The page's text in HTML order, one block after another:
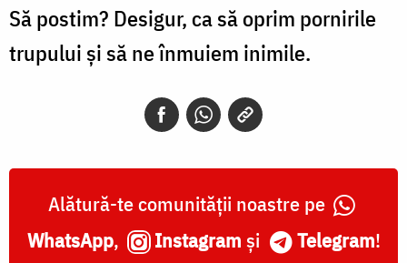
ca
să
și
ne
Să postim? Desigur, ca să oprim pornirile
trupului și să ne înmuiem inimile.
Alătură-te comunității noastre pe
WhatsApp, Instagram și Telegram!